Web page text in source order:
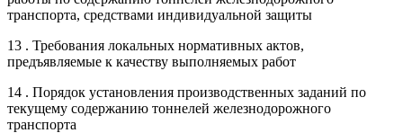
транспорта, средствами индивидуальной защиты
13 . Требования локальных нормативных актов,
предъявляемые к качеству выполняемых работ
14 . Порядок установления производственных заданий по
текущему содержанию тоннелей железнодорожного
транспорта